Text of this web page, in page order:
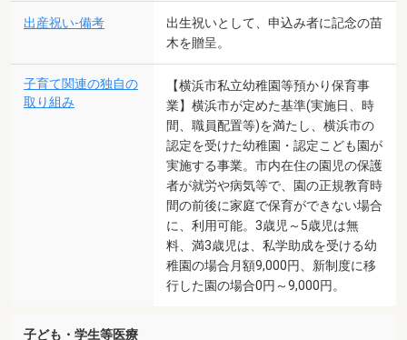
出産祝い-備考
出生祝いとして、申込み者に記念の苗
木を贈呈。
子育て関連の独自の
取り組み
【横浜市私立幼稚園等預かり保育事
業】横浜市が定めた基準(実施日、時
間、職員配置等)を満たし、横浜市の
認定を受けた幼稚園・認定こども園が
実施する事業。市内在住の園児の保護
者が就労や病気等で、園の正規教育時
間の前後に家庭で保育ができない場合
に、利用可能。3歳児～5歳児は無
料、満3歳児は、私学助成を受ける幼
稚園の場合月額9,000円、新制度に移
行した園の場合0円～9,000円。
子ども・学生等医療